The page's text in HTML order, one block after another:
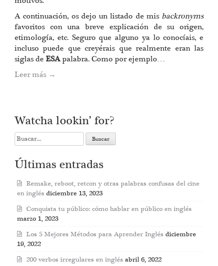
A continuación, os dejo un listado de mis backronyms
favoritos con una breve explicación de su origen,
etimología, etc. Seguro que alguno ya lo conocíais, e
incluso puede que creyérais que realmente eran las
siglas de ESApalabra. Como por ejemplo…
Leer más →
Watcha lookin’ for?
Search
for:
Últimas entradas
Remake, reboot, retcon y otras palabras confusas del cine
en inglés diciembre 13, 2023
Conquista tu público: cómo hablar en público en inglés
marzo 1, 2023
Los 5 Mejores Métodos para Aprender Inglés diciembre
19, 2022
200 verbos irregulares en inglés abril 6, 2022